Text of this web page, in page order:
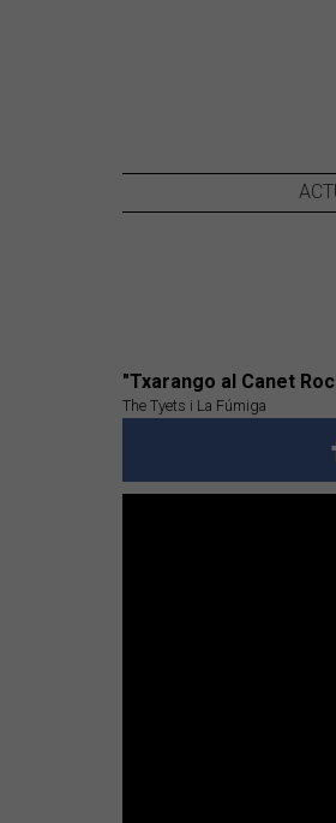
"Txarango al Canet
The Tyets i La Fúmiga